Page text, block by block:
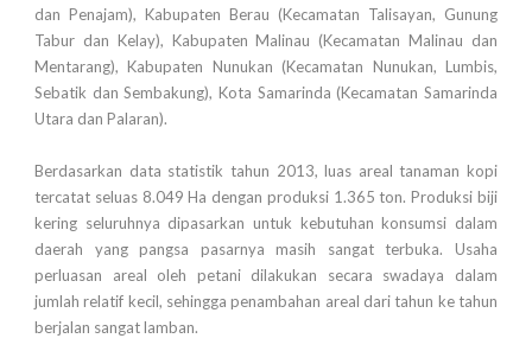
dan Penajam), Kabupaten Berau (Kecamatan Talisayan, Gunung
Tabur dan Kelay), Kabupaten Malinau (Kecamatan Malinau dan
Mentarang), Kabupaten Nunukan (Kecamatan Nunukan, Lumbis,
Sebatik dan Sembakung), Kota Samarinda (Kecamatan Samarinda
Utara dan Palaran).
Berdasarkan data statistik tahun 2013, luas areal tanaman kopi
tercatat seluas 8.049 Ha dengan produksi 1.365 ton. Produksi biji
kering seluruhnya dipasarkan untuk kebutuhan konsumsi dalam
daerah yang pangsa pasarnya masih sangat terbuka. Usaha
perluasan areal oleh petani dilakukan secara swadaya dalam
jumlah relatif kecil, sehingga penambahan areal dari tahun ke tahun
berjalan sangat lamban.